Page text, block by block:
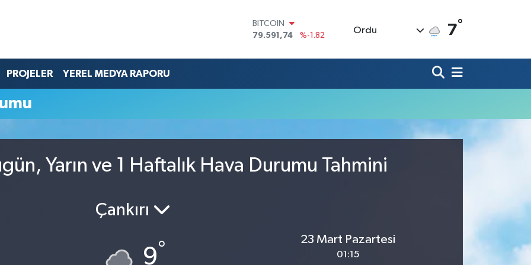
BITCOIN
79.591,74
%-1.82
45,43620
%0.02
BİST100
Ordu 7°
PROJELER YEREL MEDYA RAPORU
Yarın ve 1 Haftalık Hava Durumu Tahmini
Çankırı
9°
23 Mart Pazartesi
01:15